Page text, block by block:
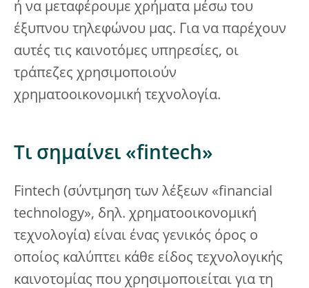
ή να μεταφέρουμε χρήματα μέσω του
έξυπνου τηλεφώνου μας. Για να παρέχουν
αυτές τις καινοτόμες υπηρεσίες, οι
τράπεζες χρησιμοποιούν
χρηματοοικονομική τεχνολογία.
Τι σημαίνει «fintech»
Fintech (σύντμηση των λέξεων «financial
technology», δηλ. χρηματοοικονομική
τεχνολογία) είναι ένας γενικός όρος ο
οποίος καλύπτει κάθε είδος τεχνολογικής
καινοτομίας που χρησιμοποιείται για τη